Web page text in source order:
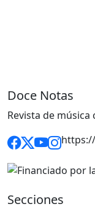
Doce Notas
Revista de música
Secciones